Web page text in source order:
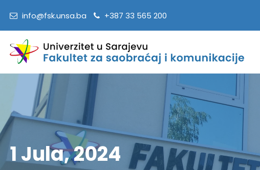
info@fsk.unsa.ba +387 33 565 200
1 Jula, 2024